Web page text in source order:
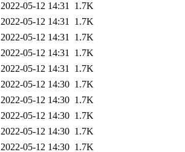
2022-05-12 14:31 1.7K
2022-05-12 14:31 1.7K
2022-05-12 14:31 1.7K
2022-05-12 14:31 1.7K
2022-05-12 14:31 1.7K
2022-05-12 14:30 1.7K
2022-05-12 14:30 1.7K
2022-05-12 14:30 1.7K
2022-05-12 14:30 1.7K
2022-05-12 14:30 1.7K